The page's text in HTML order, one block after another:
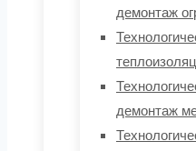
демонтаж
демонтаж